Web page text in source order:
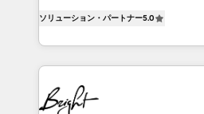
implementations for mid-
companies. We are woman-owned, powered by
coffee, and we ❤️ dogs. We produce award-winning
work for our clients. 🏆2023 Technical Expertise
Impact Award 🏆2022
ソリューション・パートナー5.0